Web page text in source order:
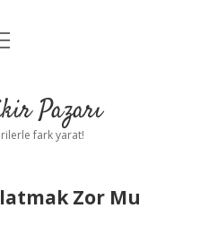
Pazarı
fark yarat!
Zor Mu